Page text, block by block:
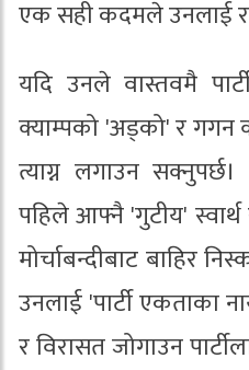
एक सही कदमले उनलाई
यदि उनले वास्तवमै
क्याम्पको 'अड्को' र गगन
त्याग्न लगाउन
पहिले आफ्नै 'गुटीय'
मोर्चाबन्दीबाट बाहिर
उनलाई 'पार्टी
र विरासत जोगाउन